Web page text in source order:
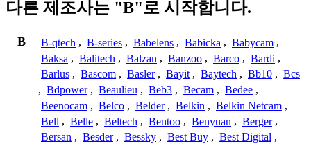
다른 제조사는 "B"로 시작합니다.
B B-qtech , B-series , Babelens , Babicka , Babycam ,
Baksa , Balitech , Balzan , Banzoo , Barco , Bardi ,
Barlus , Bascom , Basler , Bayit , Baytech , Bb10 , Bcs
, Bdpower , Beaulieu , Beb3 , Becam , Bedee ,
Beenocam , Belco , Belder , Belkin , Belkin Netcam ,
Bell , Belle , Beltech , Bentoo , Benyuan , Berger ,
Bersan , Besder , Bessky , Best Buy , Best Digital ,